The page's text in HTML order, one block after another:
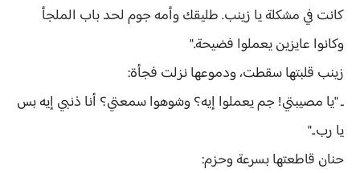
كانت في مشكلة يا زينب. طليقك وأمه جوم لحد باب الملجأ
وكانوا عايزين يعملوا فضيحة."
زينب قلبتها سقطت، ودموعها نزلت فجأة:
ـ "يا مصيبتي! جم يعملوا إيه؟ وشوهوا سمعتي؟ أنا ذنبي إيه بس
يا رب.."
حنان قاطعتها بسرعة وحزم: